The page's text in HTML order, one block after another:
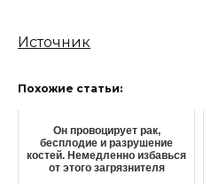
Источник
Похожие статьи:
Он провоцирует рак,
бесплодие и разрушение
костей. Немедленно избавься
от этого загрязнителя